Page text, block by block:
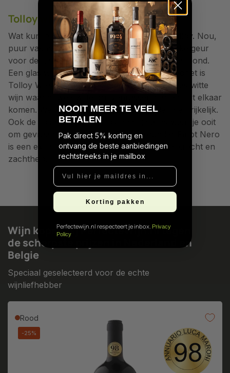
Tolloy wijn kopen
Wat kun je verwachten van een wijn van Tolloy. Nou,
puur vakmanschap in de aanzet, een heerlijke geur
voor de neus en een spetterende finale in de mond.
Een glas wijn waar alles aan klopt. Onze favoriet is
Tolloy Weissburgunder Pinot Bianco. Een glas witte
wijn waarin twee witte druivenrassen perfect tot elkaar
komen. Werkelijk subliem. Zacht, weelderig en rijkelijk.
Ook de rode wijn van Tolloy geeft je alles waar je ooit
om gevraagd wordt. Tolloy Blauburgunder Pinot Nero
is een excellente combinatie van pittig, veerkracht en
zachtheid.
Wijn kopen bij PerfecteWijn.nl tegen
de scherpste prijzen in Nederland en
Belgie
Speciaal geselecteerd voor de echte
wijnliefhebber
Rood
-25%
NOOIT MEER TE VEEL
BETALEN
Pak direct 5% korting en
ontvang de beste aanbiedingen
rechtstreeks in je mailbox
Vul hier je maildres in...
Korting pakken
Perfectewijn.nl respecteert je inbox. Privacy
Policy